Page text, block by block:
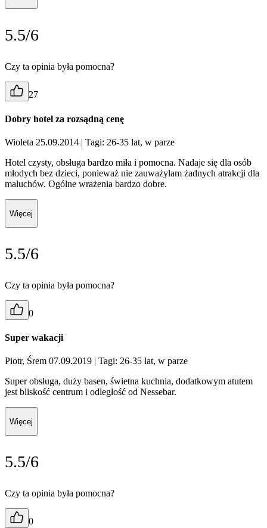
5.5/6
Czy ta opinia była pomocna?
27
Dobry hotel za rozsądną cenę
Wioleta 25.09.2014 | Tagi: 26-35 lat, w parze
Hotel czysty, obsługa bardzo miła i pomocna. Nadaje się dla osób
młodych bez dzieci, ponieważ nie zauważylam żadnych atrakcji dla
maluchów. Ogólne wrażenia bardzo dobre.
Więcej
5.5/6
Czy ta opinia była pomocna?
0
Super wakacji
Piotr, Śrem 07.09.2019 | Tagi: 26-35 lat, w parze
Super obsługa, duży basen, świetna kuchnia, dodatkowym atutem
jest bliskość centrum i odległość od Nessebar.
Więcej
5.5/6
Czy ta opinia była pomocna?
0